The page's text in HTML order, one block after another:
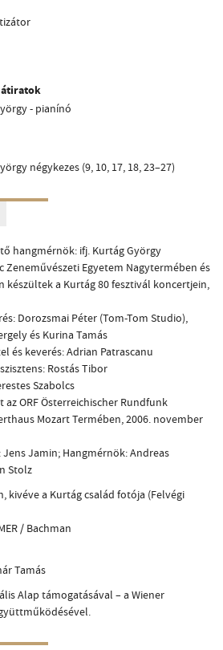
átiratok
- pianínó
négykezes (9, 10, 17, 18, 23–27)
hangmérnök: ifj. Kurtág György
Zeneművészeti Egyetem Nagytermében és
készültek a Kurtág 80 fesztivál koncertjein,
Dorozsmai Péter (Tom-Tom Studio),
és Kurina Tamás
és keverés: Adrian Patrascanu
Rostás Tibor
Szabolcs
ORF Österreichischer Rundfunk
Mozart Termében, 2006. november
Jens Jamin; Hangmérnök: Andreas
Stolz
kivéve a Kurtág család fotója (Felvégi
/ Bachman
Tamás
Alap támogatásával – a Wiener